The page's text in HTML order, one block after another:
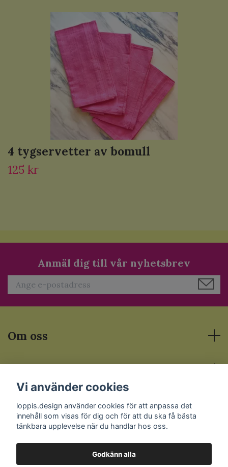
4 tygservetter av bomull
125 kr
Anmäl dig till vår nyhetsbrev
Om oss
Sociala medier
Vi använder cookies
loppis.design använder cookies för att anpassa det
innehåll som visas för dig och för att du ska få bästa
tänkbara upplevelse när du handlar hos oss.
Godkänn alla